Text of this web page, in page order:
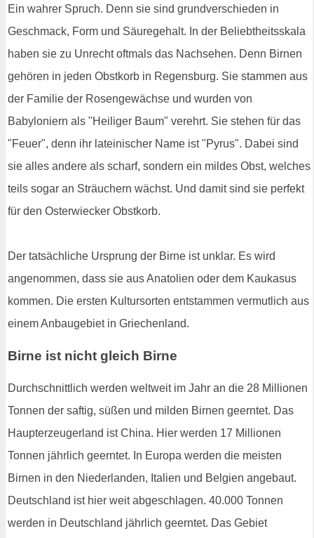
Ein wahrer Spruch. Denn sie sind grundverschieden in
Geschmack, Form und Säuregehalt. In der Beliebtheitsskala
haben sie zu Unrecht oftmals das Nachsehen. Denn Birnen
gehören in jeden Obstkorb in Regensburg. Sie stammen aus
der Familie der Rosengewächse und wurden von
Babyloniern als "Heiliger Baum" verehrt. Sie stehen für das
"Feuer", denn ihr lateinischer Name ist "Pyrus". Dabei sind
sie alles andere als scharf, sondern ein mildes Obst, welches
teils sogar an Sträuchern wächst. Und damit sind sie perfekt
für den Osterwiecker Obstkorb.
Der tatsächliche Ursprung der Birne ist unklar. Es wird
angenommen, dass sie aus Anatolien oder dem Kaukasus
kommen. Die ersten Kultursorten entstammen vermutlich aus
einem Anbaugebiet in Griechenland.
Birne ist nicht gleich Birne
Durchschnittlich werden weltweit im Jahr an die 28 Millionen
Tonnen der saftig, süßen und milden Birnen geerntet. Das
Haupterzeugerland ist China. Hier werden 17 Millionen
Tonnen jährlich geerntet. In Europa werden die meisten
Birnen in den Niederlanden, Italien und Belgien angebaut.
Deutschland ist hier weit abgeschlagen. 40.000 Tonnen
werden in Deutschland jährlich geerntet. Das Gebiet